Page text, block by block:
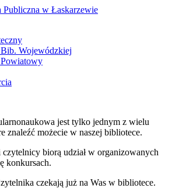
Wojewódzkiej
jest tylko jednym z wielu
znaleźć możecie w naszej bibliotece.
czytelnicy biorą udział w organizowanych
konkursach.
czekają już na Was w bibliotece.